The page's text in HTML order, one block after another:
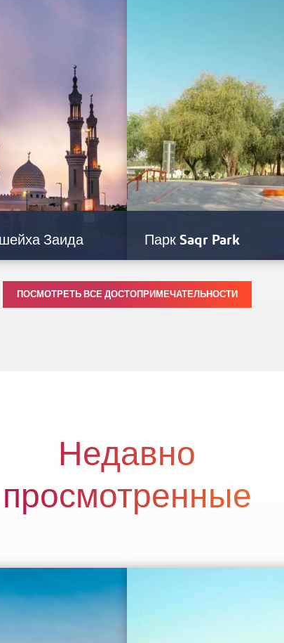
пейзажей…
Заида
Заида, расположенная
Аль-Кавасим в
Парк Saqr Park
Saqr Park — просторный
общественный парк в Рас-эль-
ПОСМОТРЕТЬ ВСЕ ДОСТОПРИМЕЧАТЕЛЬНОСТИ
Недавно
просмотренные